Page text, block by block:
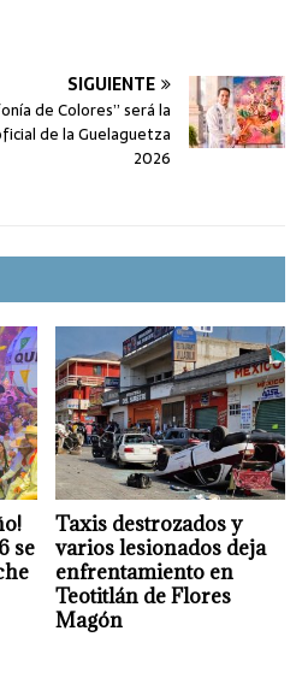
SIGUIENTE
de Colores” será la
de la Guelaguetza
2026
se
Taxis destrozados y
varios lesionados deja
enfrentamiento en
Teotitlán de Flores
Magón